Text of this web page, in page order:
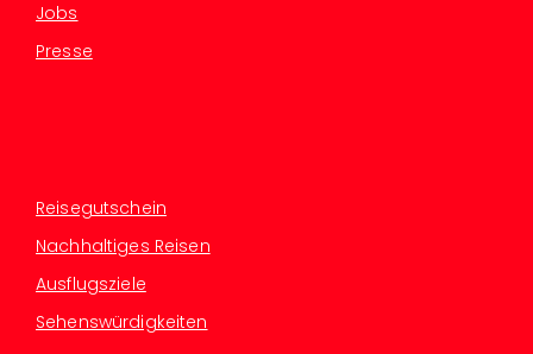
Jobs
Presse
Reisegutschein
Nachhaltiges Reisen
Ausflugsziele
Sehenswürdigkeiten